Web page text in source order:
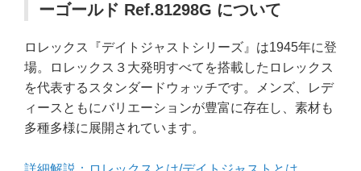
ーゴールド Ref.81298G について
ロレックス『デイトジャストシリーズ』は1945年に登
場。ロレックス３大発明すべてを搭載したロレックス
を代表するスタンダードウォッチです。メンズ、レデ
ィースともにバリエーションが豊富に存在し、素材も
多種多様に展開されています。